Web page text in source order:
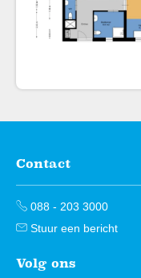
Contact
088 - 203 3000
Stuur een bericht
Volg ons